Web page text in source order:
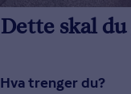
Dette skal
Hva trenger du?